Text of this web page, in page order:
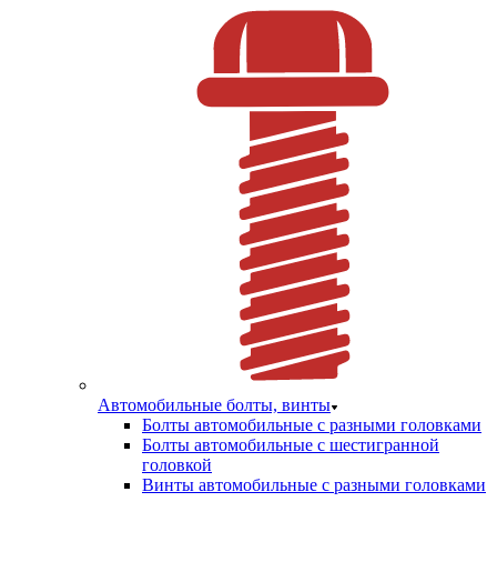
Автомобильные болты, винты
Болты автомобильные с разными головками
Болты автомобильные с шестигранной
головкой
Винты автомобильные с разными головками